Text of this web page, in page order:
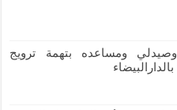
ومساعده بتهمة ترويج